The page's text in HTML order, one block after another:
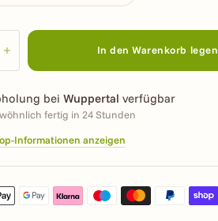
In den Warenkorb legen
beiWuppertal verfügbar
fertig in 24 Stunden
Informationen anzeigen